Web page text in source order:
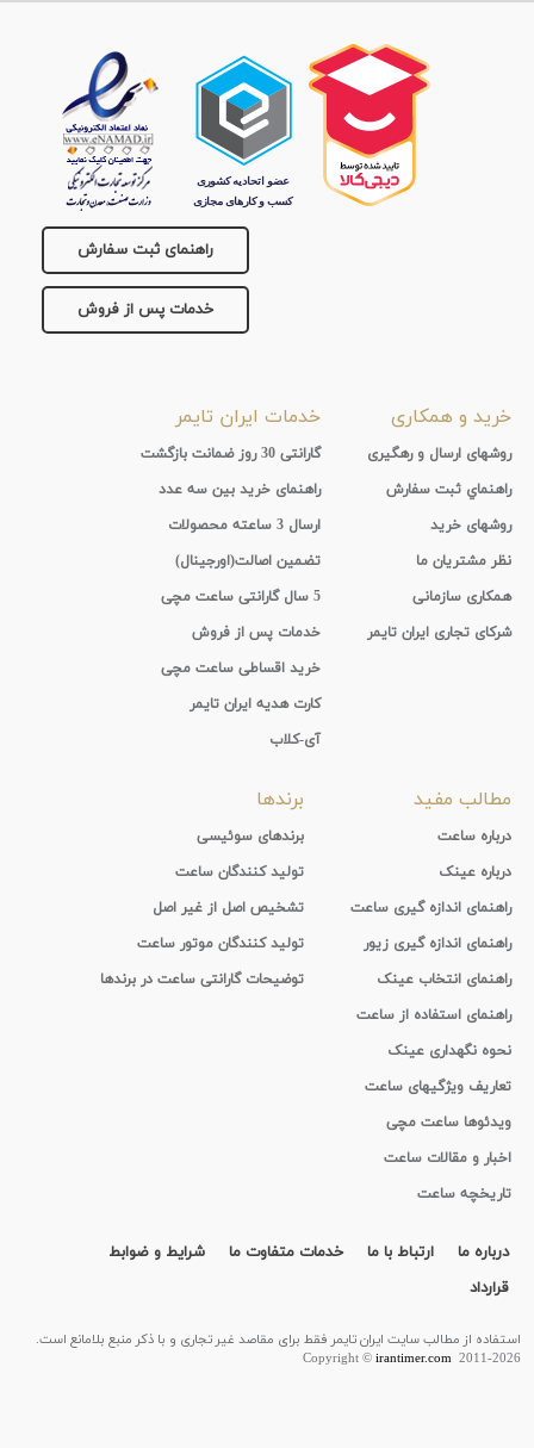
راهنمای ثبت سفارش
خدمات پس از فروش
خرید و همکاری
روشهای ارسال و رهگیری
راهنماي ثبت سفارش
روشهای خرید
نظر مشتریان ما
همکاری سازمانی
شرکای تجاری ایران تایمر
خدمات ایران تایمر
گارانتی 30 روز ضمانت بازگشت
راهنمای خرید بین سه عدد
ارسال 3 ساعته محصولات
تضمین اصالت(اورجینال)
5 سال گارانتی ساعت مچی
خدمات پس از فروش
خرید اقساطی ساعت مچی
کارت هدیه ایران تایمر
آی-کلاب
مطالب مفید
درباره ساعت
درباره عینک
راهنمای اندازه گیری ساعت
راهنمای اندازه گیری زیور
راهنمای انتخاب عینک
راهنمای استفاده از ساعت
نحوه نگهداری عینک
تعاریف ویژگیهای ساعت
ویدئوها ساعت مچی
اخبار و مقالات ساعت
تاریخچه ساعت
برندها
برندهای سوئیسی
تولید کنندگان ساعت
تشخیص اصل از غیر اصل
تولید کنندگان موتور ساعت
توضیحات گارانتی ساعت در برندها
درباره ما ارتباط با ما خدمات متفاوت ما
شرایط و ضوابط
قرارداد
استفاده از مطالب سايت ایران تایمر فقط برای مقاصد غیر تجاری و با ذکر منبع بلامانع است.
Copyright ©irantimer.com2011-2026